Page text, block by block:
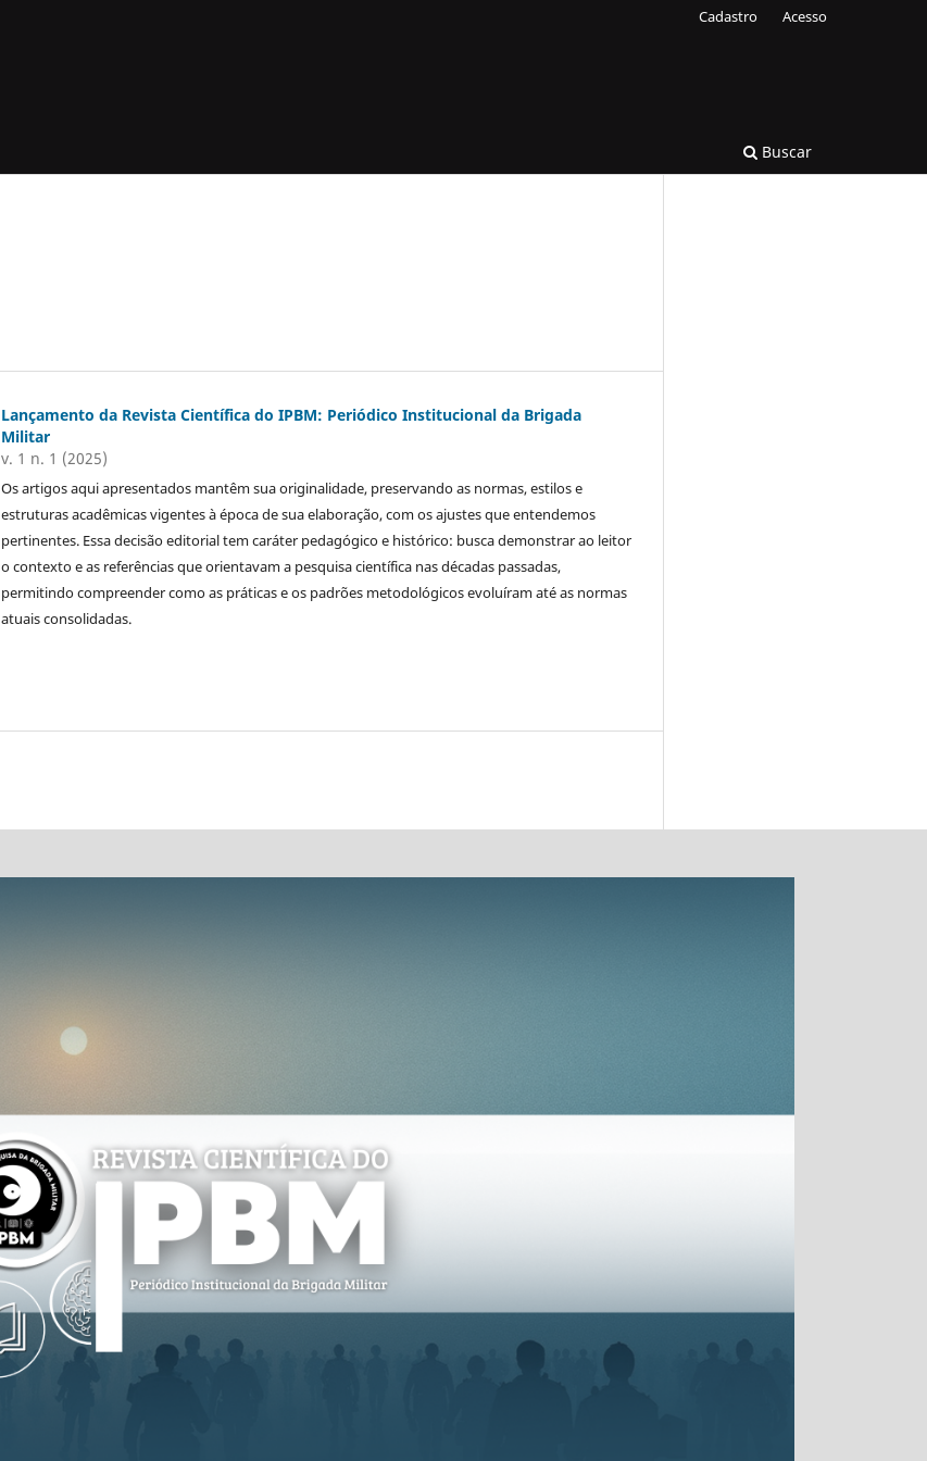
Buscar
Cadastro Acesso
Lançamento da Revista Científica do IPBM: Periódico Institucional da Brigada
Militar
v. 1 n. 1 (2025)
Os artigos aqui apresentados mantêm sua originalidade, preservando as normas, estilos e
estruturas acadêmicas vigentes à época de sua elaboração, com os ajustes que entendemos
pertinentes. Essa decisão editorial tem caráter pedagógico e histórico: busca demonstrar ao leitor
o contexto e as referências que orientavam a pesquisa científica nas décadas passadas,
permitindo compreender como as práticas e os padrões metodológicos evoluíram até as normas
atuais consolidadas.